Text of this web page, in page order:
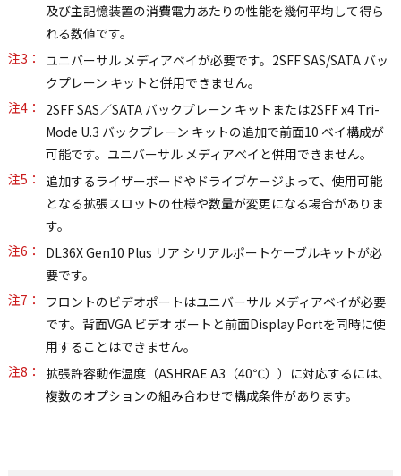
及び主記憶装置の消費電力あたりの性能を幾何平均して得ら
れる数値です。
注3：
ユニバーサル メディアベイが必要です。2SFF SAS/SATA バッ
クプレーン キットと併用できません。
注4：
2SFF SAS／SATA バックプレーン キットまたは2SFF x4 Tri-
Mode U.3 バックプレーン キットの追加で前面10 ベイ構成が
可能です。ユニバーサル メディアベイと併用できません。
注5：
追加するライザーボードやドライブケージよって、使用可能
となる拡張スロットの仕様や数量が変更になる場合がありま
す。
注6：
DL36X Gen10 Plus リア シリアルポートケーブルキットが必
要です。
注7：
フロントのビデオポートはユニバーサル メディアベイが必要
です。背面VGA ビデオ ポートと前面Display Portを同時に使
用することはできません。
注8：
拡張許容動作温度（ASHRAE A3（40℃））に対応するには、
複数のオプションの組み合わせで構成条件があります。